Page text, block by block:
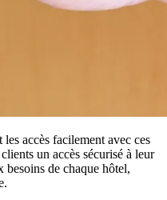
accès facilement avec ces
un accès sécurisé à leur
besoins de chaque hôtel,